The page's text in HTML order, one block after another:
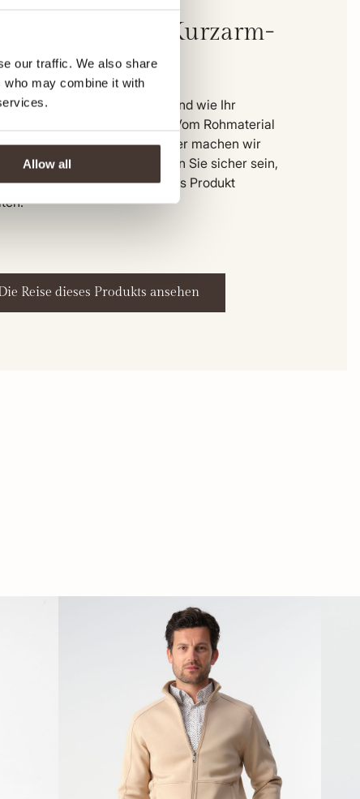
our traffic. We also share
may combine it with
Allow all
Nelson Kurzarm-
Sie genau sehen, wo und wie Ihr
hergestellt wurde. Vom Rohmaterial
Anlieferung in unserem Lager machen wir
Schritt transparent. So können Sie sicher sein,
Sie ein ehrliches, hochwertiges Produkt
Reise dieses Produkts ansehen